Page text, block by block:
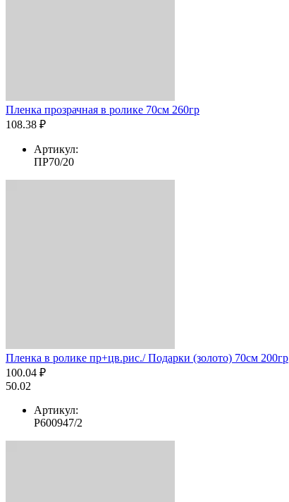
Пленка прозрачная в ролике 70см 260гр
108.38 ₽
Артикул:
ПР70/20
Пленка в ролике пр+цв.рис./ Подарки (золото) 70см 200гр
100.04 ₽
50.02
Артикул:
Р600947/2